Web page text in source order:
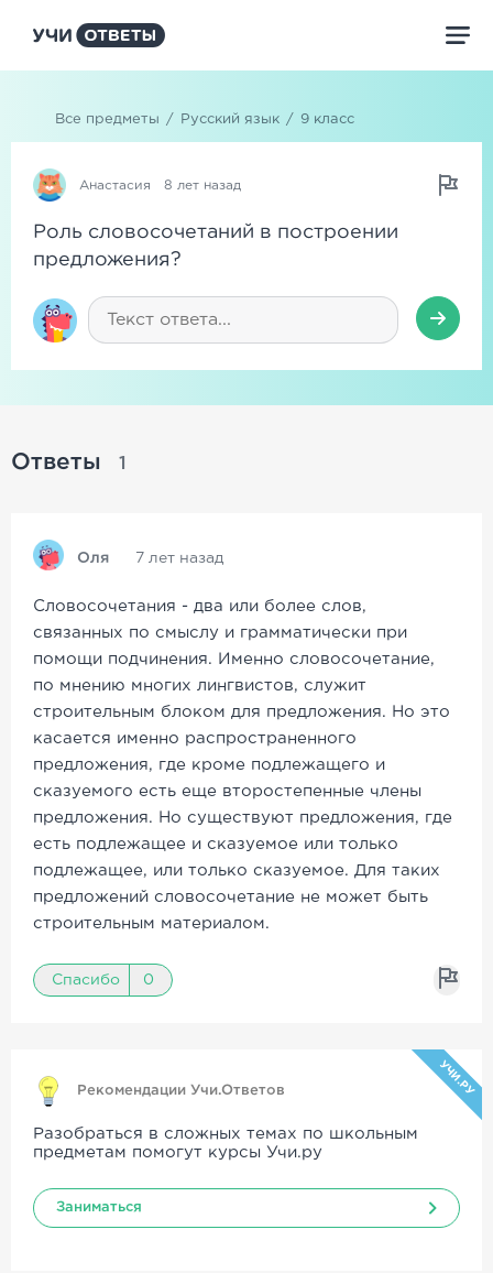
Все предметы / Русский язык / 9 класс
Анастасия 8 лет назад
Роль словосочетаний в построении
предложения?
Ответы 1
Оля 7 лет назад
Словосочетания - два или более слов,
связанных по смыслу и грамматически при
помощи подчинения. Именно словосочетание,
по мнению многих лингвистов, служит
строительным блоком для предложения. Но это
касается именно распространенного
предложения, где кроме подлежащего и
сказуемого есть еще второстепенные члены
предложения. Но существуют предложения, где
есть подлежащее и сказуемое или только
подлежащее, или только сказуемое. Для таких
предложений словосочетание не может быть
строительным материалом.
Спасибо 0
Рекомендации Учи.Ответов УЧИ.РУ
Разобраться в сложных темах по школьным
предметам помогут курсы Учи.ру
Заниматься